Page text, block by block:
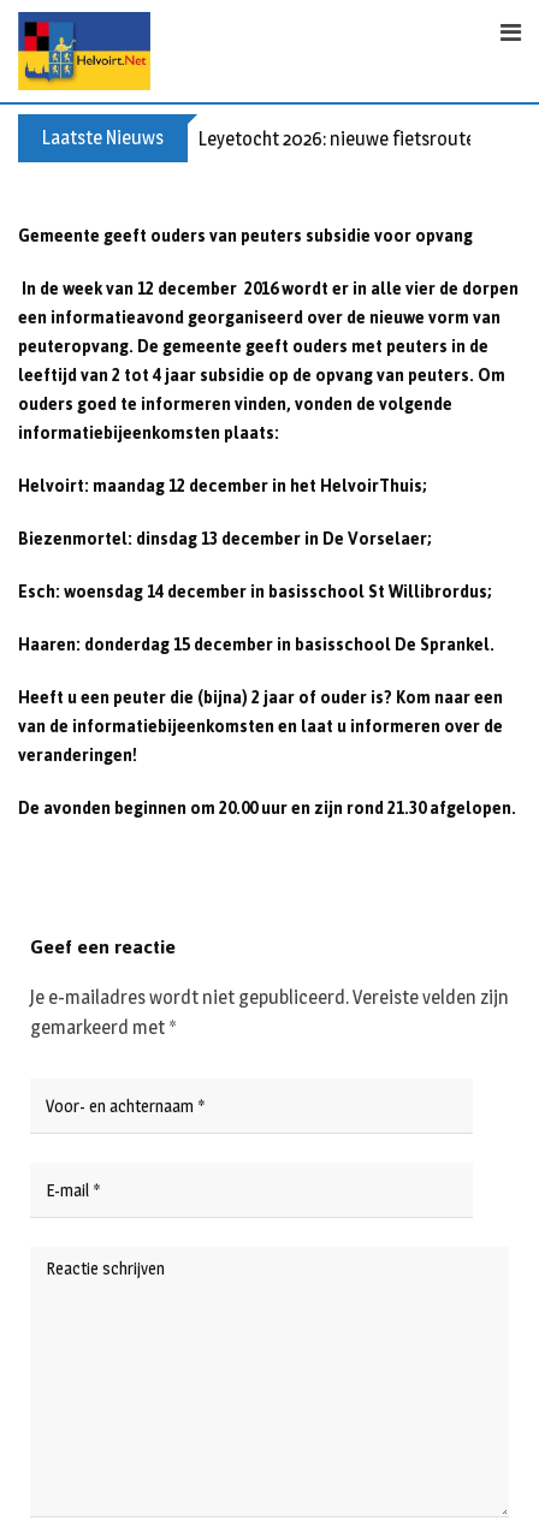
Skip
content
Laatste Nieuws Leyetocht 2026: nieuwe fietsroutes
Gemeente geeft ouders van peuters subsidie voor opvang
In de week van 12 december 2016 wordt er in alle vier de dorpen
een informatieavond georganiseerd over de nieuwe vorm van
peuteropvang. De gemeente geeft ouders met peuters in de
leeftijd van 2 tot 4 jaar subsidie op de opvang van peuters. Om
ouders goed te informeren vinden, vonden de volgende
informatiebijeenkomsten plaats:
Helvoirt: maandag 12 december in het HelvoirThuis;
Biezenmortel: dinsdag 13 december in De Vorselaer;
Esch: woensdag 14 december in basisschool St Willibrordus;
Haaren: donderdag 15 december in basisschool De Sprankel.
Heeft u een peuter die (bijna) 2 jaar of ouder is? Kom naar een
van de informatiebijeenkomsten en laat u informeren over de
veranderingen!
De avonden beginnen om 20.00 uur en zijn rond 21.30 afgelopen.
Geef een reactie
Je e-mailadres wordt niet gepubliceerd.Vereiste velden zijn
gemarkeerd met *